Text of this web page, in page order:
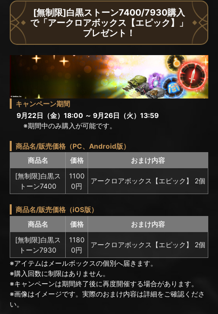
[無制限]白黒ストーン7400/7930購入
で「アークロアボックス【エピック】」
プレゼント！
キャンペーン期間
9月22日（金）18:00 ～ 9月26日（火）13:59
※期間中のみ購入が可能です。
商品名/販売価格（PC、Android版）
商品名
価格
おまけ内容
[無制限]白黒ス
トーン7400
1100
0円
アークロアボックス【エピック】 2個
商品名/販売価格（iOS版）
商品名
価格
おまけ内容
[無制限]白黒ス
トーン7930
1180
0円
アークロアボックス【エピック】 2個
※アイテムはメールボックスの個別へ届きます。
※購入回数に制限はありません。
※キャンペーンは期間終了後に再度開催する場合があります。
※画像はイメージです。実際のおまけ内容は詳細をご確認くださ
い。